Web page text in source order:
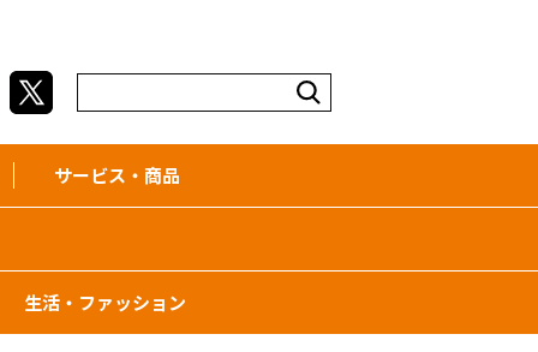
サービス・商品
生活・ファッション